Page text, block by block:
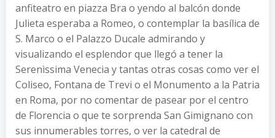
anfiteatro en piazza Bra o yendo al balcón donde
Julieta esperaba a Romeo, o contemplar la basílica de
S. Marco o el Palazzo Ducale admirando y
visualizando el esplendor que llegó a tener la
Serenìssima Venecia y tantas otras cosas como ver el
Coliseo, Fontana de Trevi o el Monumento a la Patria
en Roma, por no comentar de pasear por el centro
de Florencia o que te sorprenda San Gimignano con
sus innumerables torres, o ver la catedral de